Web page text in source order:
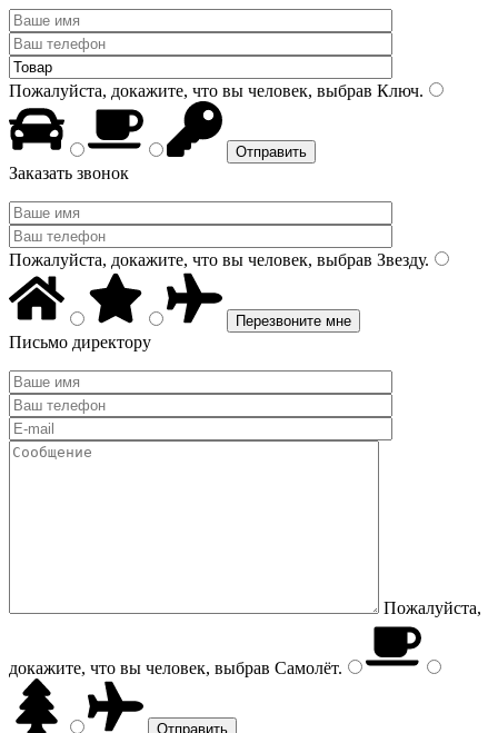
Пожалуйста, докажите, что вы человек, выбрав Ключ.
Заказать звонок
Пожалуйста, докажите, что вы человек, выбрав Звезду.
Письмо директору
Пожалуйста,
докажите, что вы человек, выбрав Самолёт.